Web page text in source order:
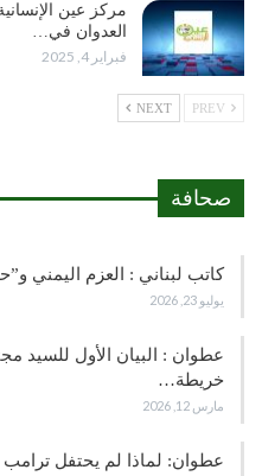
مركز عين
العدوان في…
فبراير 4, 2025
NEXT
صحافة
كاتب لبناني : العزم اليمني
يوليو 23, 2026
عطوان : البيان الأول للسيد
خريطة…
مارس 12, 2026
عطوان: لماذا لم يحتفل ترامب